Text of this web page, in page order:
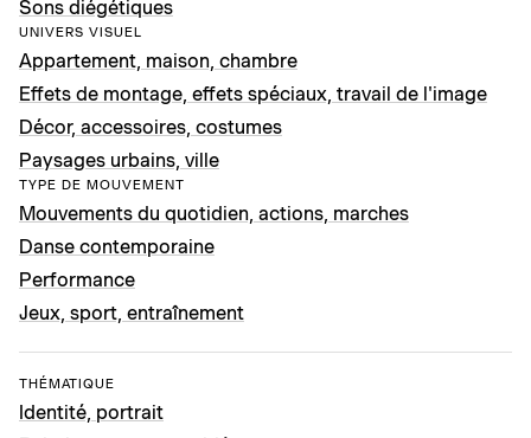
Sons diégétiques
UNIVERS VISUEL
Appartement, maison, chambre
Effets de montage, effets spéciaux, travail de l'image
Décor, accessoires, costumes
Paysages urbains, ville
TYPE DE MOUVEMENT
Mouvements du quotidien, actions, marches
Danse contemporaine
Performance
Jeux, sport, entraînement
THÉMATIQUE
Identité, portrait